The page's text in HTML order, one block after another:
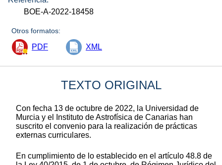
BOE-A-2022-18458
Otros formatos:
PDF XML
TEXTO ORIGINAL
Con fecha 13 de octubre de 2022, la Universidad de
Murcia y el Instituto de Astrofísica de Canarias han
suscrito el convenio para la realización de prácticas
externas curriculares.
En cumplimiento de lo establecido en el artículo 48.8 de